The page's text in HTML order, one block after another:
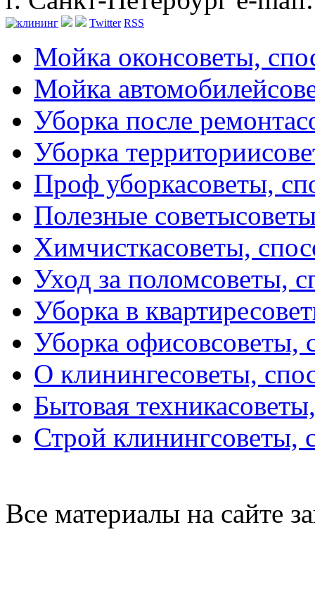
Twitter RSS
Мойка оконсоветы,
Мойка автомобилей
Уборка после ремонта
Уборка территории
Проф уборкасоветы,
Полезные советы
Химчисткасоветы,
Уход за поломсоветы,
Уборка в квартире
Уборка офисовсоветы,
О клинингесоветы,
Бытовая техника
Строй клинингсоветы,
Все материалы на сайте